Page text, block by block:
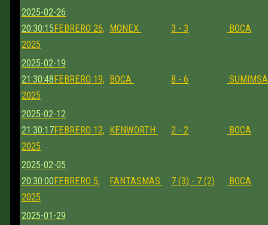
2025-02-26
20:30:15FEBRERO 26,
2025
MONEX 3 - 3 BOCA
2025-02-19
21:30:48FEBRERO 19,
2025
BOCA 8 - 6 SUMIMSA
2025-02-12
21:30:17FEBRERO 12,
2025
KENWORTH 2 - 2 BOCA
2025-02-05
20:30:00FEBRERO 5,
2025
FANTASMAS 7 (3) - 7 (2) BOCA
2025-01-29